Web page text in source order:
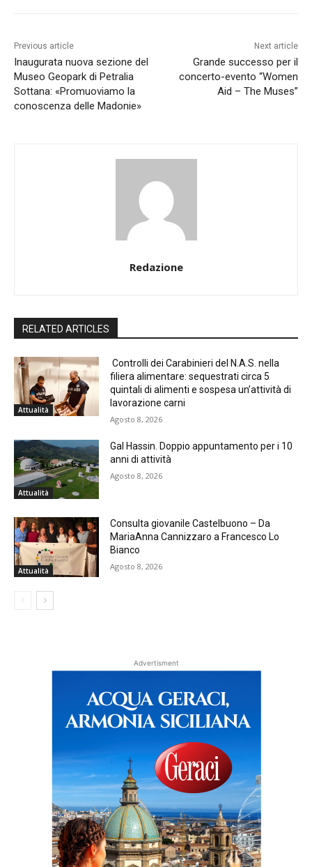
Previous article
Inaugurata nuova sezione del
Museo Geopark di Petralia
Sottana: «Promuoviamo la
conoscenza delle Madonie»
Next article
Grande successo per il
concerto-evento “Women
Aid – The Muses”
Redazione
RELATED ARTICLES
Attualità
Controlli dei Carabinieri del N.A.S. nella
filiera alimentare: sequestrati circa 5
quintali di alimenti e sospesa un’attività di
lavorazione carni
Agosto 8, 2026
Attualità
Gal Hassin. Doppio appuntamento per i 10
anni di attività
Agosto 8, 2026
Attualità
Consulta giovanile Castelbuono – Da
MariaAnna Cannizzaro a Francesco Lo
Bianco
Agosto 8, 2026
Advertisment